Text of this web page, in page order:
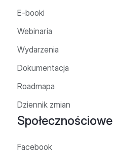
E-booki
Webinaria
Wydarzenia
Dokumentacja
Roadmapa
Dziennik zmian
Społecznościowe
Facebook